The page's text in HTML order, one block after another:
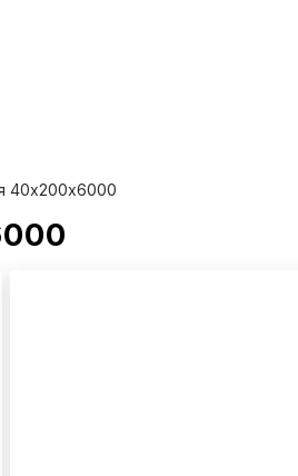
40х200х6000